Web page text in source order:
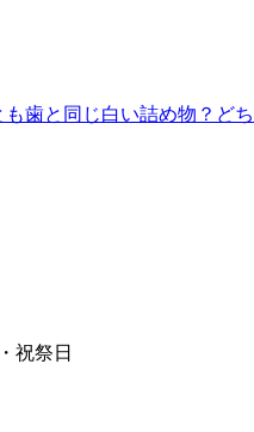
歯と同じ白い詰め物？ど
祝祭日